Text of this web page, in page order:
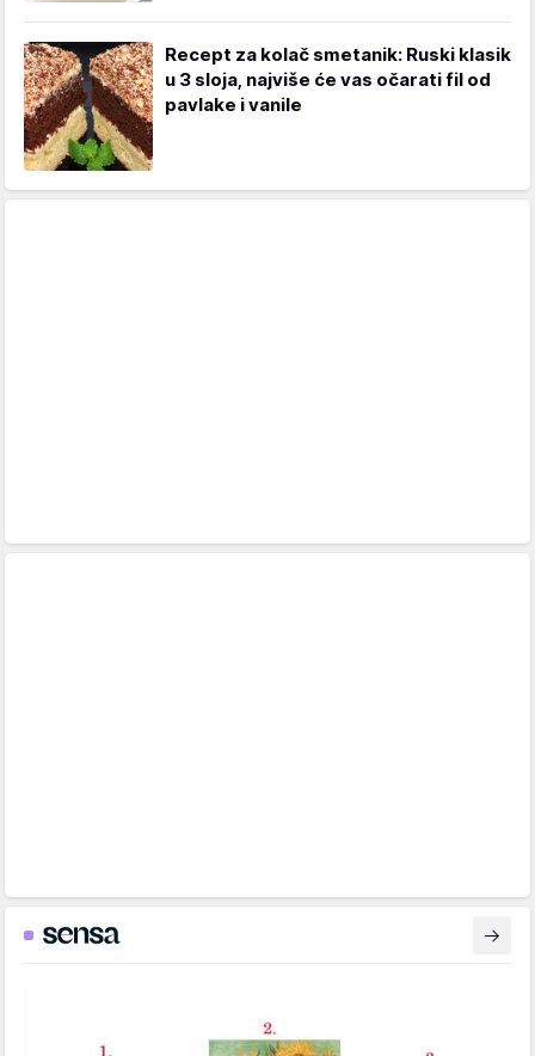
Recept za kolač smetanik: Ruski klasik
u 3 sloja, najviše će vas očarati fil od
pavlake i vanile